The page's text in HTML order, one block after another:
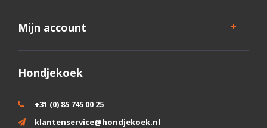
Mijn account
Hondjekoek
+31 (0) 85 745 00 25
klantenservice@hondjekoek.nl